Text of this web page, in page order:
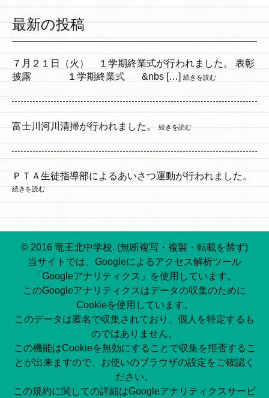
最新の投稿
７月２１日（火） １学期終業式が行われました。 表彰
披露 １学期終業式 &nbs […] 続きを読む
富士川河川清掃が行われました。 続きを読む
ＰＴＡ生徒指導部によるあいさつ運動が行われました。
続きを読む
© 2016 竜王北中学校. (無断複写・複製・転載を禁ず)
当サイトでは、Googleによるアクセス解析ツール
「Googleアナリティクス」を使用しています。
このGoogleアナリティクスはデータの収集のために
Cookieを使用しています。
このデータは匿名で収集されており、個人を特定するも
のではありません。
この機能はCookieを無効にすることで収集を拒否するこ
とが出来ますので、お使いのブラウザの設定をご確認く
ださい。
この規約に関しての詳細はGoogleアナリティクスサービ